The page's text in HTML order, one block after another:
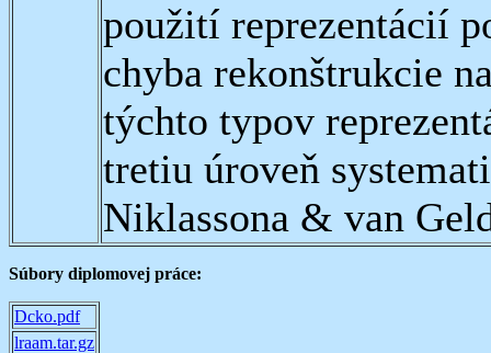
použití reprezentácií
chyba rekonštrukcie
týchto typov
tretiu úroveň
Niklassona & van
Súbory diplomovej práce:
Dcko.pdf
lraam.tar.gz